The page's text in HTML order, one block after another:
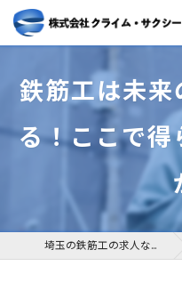
鉄筋工は未
る！ここで
埼玉の鉄筋工の求人なら株式会社クライム・サクシード